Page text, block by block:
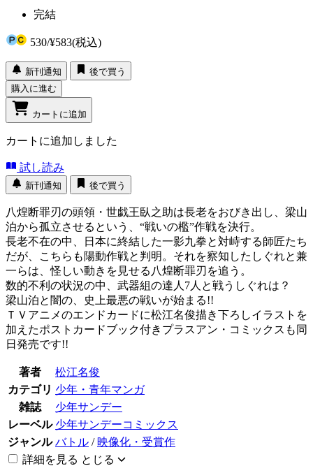
完結
530/¥583(税込)
新刊通知
後で買う
購入に進む
カートに追加
カートに追加しました
試し読み
新刊通知 後で買う
八煌断罪刃の頭領・世戯王臥之助は長老をおびき出し、梁山
泊から孤立させるという、“戦いの檻”作戦を決行。
長老不在の中、日本に終結した一影九拳と対峙する師匠たち
だが、こちらも陽動作戦と判明。それを察知したしぐれと兼
一らは、怪しい動きを見せる八煌断罪刃を追う。
数的不利の状況の中、武器組の達人7人と戦うしぐれは？
梁山泊と闇の、史上最悪の戦いが始まる!!
ＴＶアニメのエンドカードに松江名俊描き下ろしイラストを
加えたポストカードブック付きプラスアン・コミックスも同
日発売です!!
著者
松江名俊
カテゴリ 少年・青年マンガ
雑誌
少年サンデー
レーベル 少年サンデーコミックス
ジャンル バトル / 映像化・受賞作
詳細を見る とじる